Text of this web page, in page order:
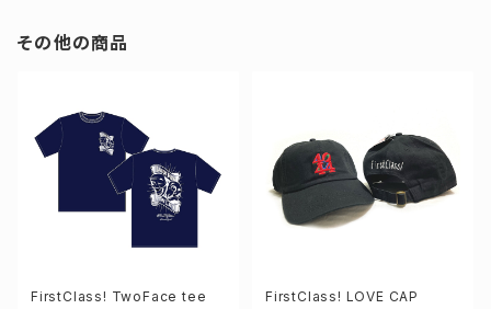
その他の商品
FirstClass! TwoFace tee FirstClass! LOVE CAP